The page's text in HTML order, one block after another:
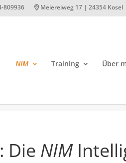
809936 Meiereiweg 17 | 24354 Kosel
NIM Training Über
Die NIM